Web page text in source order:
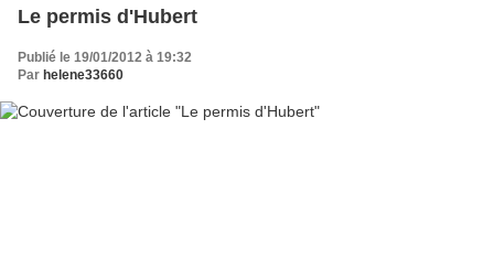
Le permis d'Hubert
Publié le 19/01/2012 à 19:32
Par helene33660